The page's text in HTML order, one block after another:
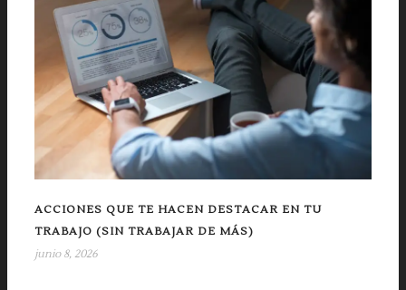
ACCIONES QUE TE HACEN DESTACAR EN TU
TRABAJO (SIN TRABAJAR DE MÁS)
junio 8, 2026